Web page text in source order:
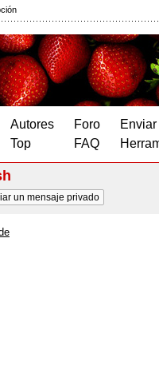
Autores
Top
Foro
FAQ
un mensaje privado